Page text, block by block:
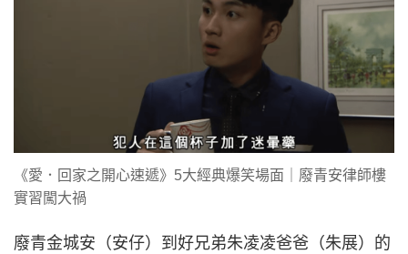
《愛．回家之開心速遞》5大經典爆笑場面｜廢青安律師樓
實習闖大禍
廢青金城安（安仔）到好兄弟朱凌凌爸爸（朱展）的